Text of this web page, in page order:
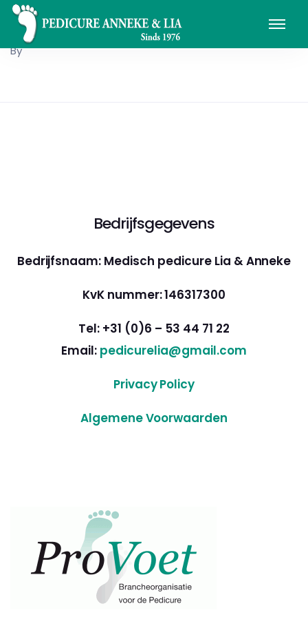
By
Bedrijfsgegevens
Bedrijfsnaam: Medisch pedicure Lia & Anneke
KvK nummer: 146317300
Tel: +31 (0)6 – 53 44 71 22
Email: pedicurelia@gmail.com
Privacy Policy
Algemene Voorwaarden